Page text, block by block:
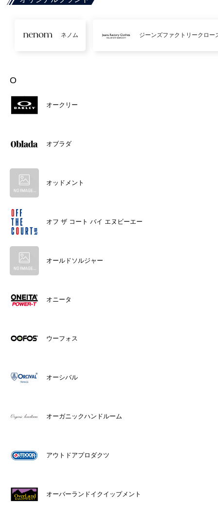
ネノム ジーンズファクトリークロー
O
オークリー
オブラダ
オッドメント
オフ ザ コート バイ エヌビーエー
オールドソルジャー
オニータ
ウーフォス
オーシバル
オーガニックハンドルーム
アウトドアプロダクツ
オーバーランドイクイップメント